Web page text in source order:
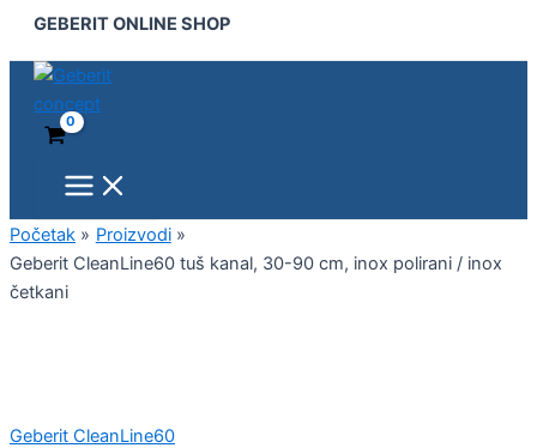
Pređi
sadržaj
GEBERIT ONLINE SHOP
Menu
Početak
Proizvodi
Geberit CleanLine60 tuš kanal, 30-90 cm, inox polirani / inox
četkani
Geberit CleanLine60
CleanLine60
tuš
kanal,
30-
/
inox
četkani
količina